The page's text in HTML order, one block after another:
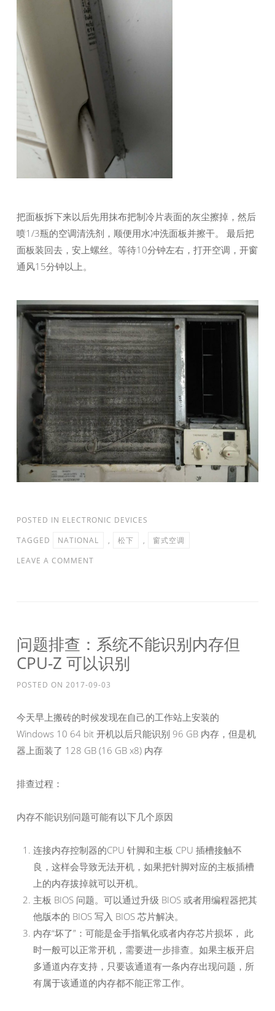
把面板拆下来以后先用抹布把制冷片表面的灰尘擦掉，然后
喷1/3瓶的空调清洗剂，顺便用水冲洗面板并擦干。 最后把
面板装回去，安上螺丝。等待10分钟左右，打开空调，开窗
通风15分钟以上。
POSTED IN ELECTRONIC DEVICES
TAGGED
NATIONAL , 松下 ,
窗式空调
LEAVE A COMMENT
问题排查：系统不能识别内存但
CPU-Z 可以识别
POSTED ON 2017-09-03
今天早上搬砖的时候发现在自己的工作站上安装的
Windows 10 64 bit 开机以后只能识别 96 GB 内存，但是机
器上面装了 128 GB (16 GB x8) 内存
排查过程：
内存不能识别问题可能有以下几个原因
连接内存控制器的CPU 针脚和主板 CPU 插槽接触不
良，这样会导致无法开机，如果把针脚对应的主板插槽
上的内存拔掉就可以开机。
主板 BIOS 问题。可以通过升级 BIOS 或者用编程器把其
他版本的 BIOS 写入 BIOS 芯片解决。
内存“坏了”：可能是金手指氧化或者内存芯片损坏， 此
时一般可以正常开机，需要进一步排查。如果主板开启
多通道内存支持，只要该通道有一条内存出现问题，所
有属于该通道的内存都不能正常工作。